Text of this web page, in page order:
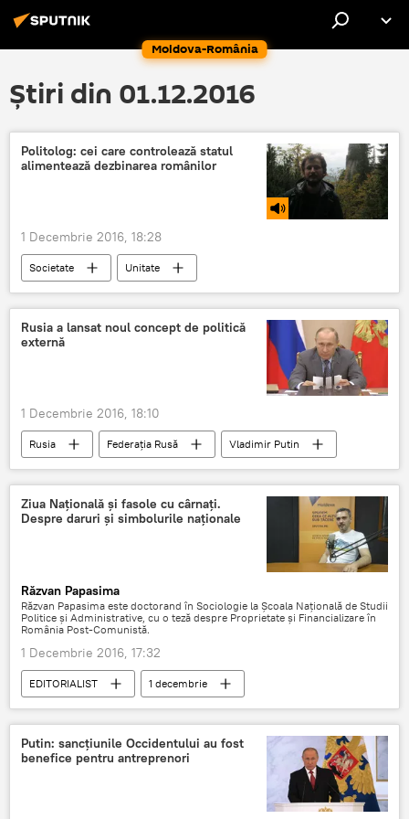
Moldova-România
Știri din 01.12.2016
Politolog: cei care controlează statul
alimentează dezbinarea românilor
1 Decembrie 2016, 18:28
Societate
Unitate
Ziua Națională a României
Dezbinare
România
Rusia a lansat noul concept de politică
externă
1 Decembrie 2016, 18:10
Rusia Federația Rusă
Vladimir Putin
Politica externă
Terorism
SUA
NATO
Ziua Națională și fasole cu cârnați.
Despre daruri și simbolurile naționale
Răzvan Papasima
Răzvan Papasima este doctorand în Sociologie la Școala Națională de Studii
Politice și Administrative, cu o teză despre Proprietate și Financializare în
România Post-Comunistă.
1 Decembrie 2016, 17:32
EDITORIALIST
1 decembrie
Ziua Națională a României
România
Putin: sancțiunile Occidentului au fost
benefice pentru antreprenori